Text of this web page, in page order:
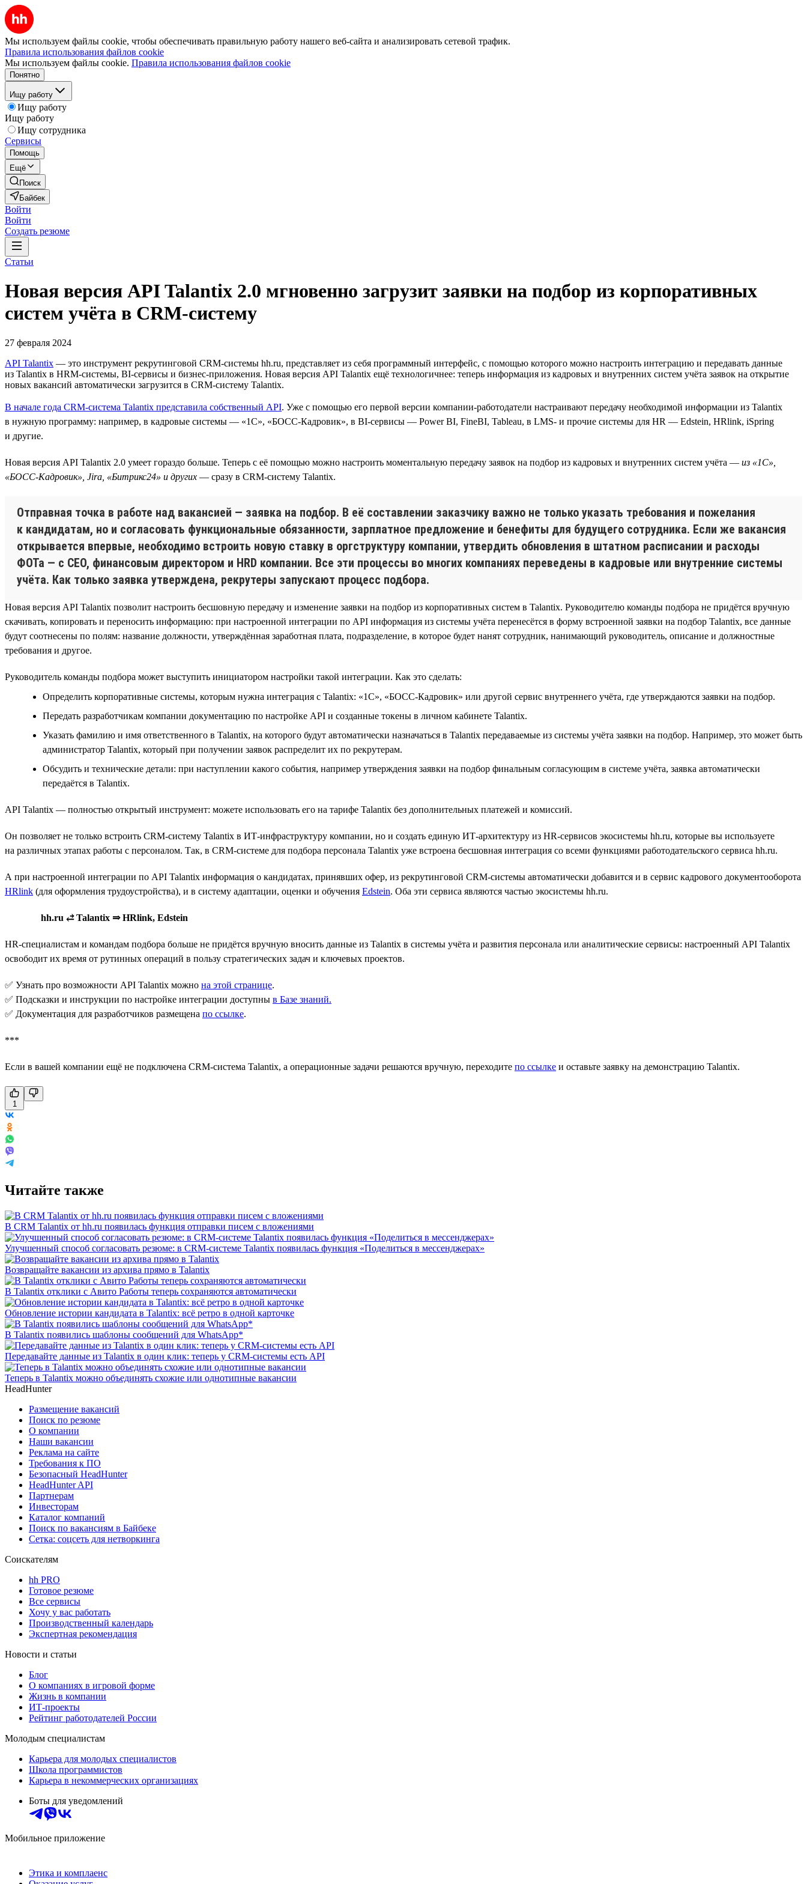
Мы используем файлы cookie, чтобы обеспечивать правильную работу нашего веб-сайта и анализировать сетевой трафик.
Правила использования файлов cookie
Мы используем файлы cookie. Правила использования файлов cookie
Понятно
Ищу работу
Ищу работу
Ищу работу
Ищу сотрудника
Сервисы
Помощь
Ещё
Поиск
Байбек
Войти
Войти
Создать резюме
Статьи
Новая версия API Talantix 2.0 мгновенно загрузит заявки на подбор из корпоративных
систем учёта в CRM-систему
27 февраля 2024
API Talantix — это инструмент рекрутинговой СRM-системы hh.ru, представляет из себя программный интерфейс, с помощью которого можно настроить интеграцию и передавать данные
из Talantix в HRM-системы, BI-сервисы и бизнес-приложения. Новая версия API Talantix ещё технологичнее: теперь информация из кадровых и внутренних систем учёта заявок на открытие
новых вакансий автоматически загрузится в CRM-систему Talantix.
В начале года CRM-система Talantix представила собственный API. Уже с помощью его первой версии компании-работодатели настраивают передачу необходимой информации из Talantix
в нужную программу: например, в кадровые системы — «1С», «БОСС-Кадровик», в BI-сервисы — Power BI, FineBI, Tableau, в LMS- и прочие системы для HR — Edstein, HRlink, iSpring
и другие.
Новая версия API Talantix 2.0 умеет гораздо больше. Теперь с её помощью можно настроить моментальную передачу заявок на подбор из кадровых и внутренних систем учёта — из «1С»,
«БОСС-Кадровик», Jira, «Битрикс24» и других — сразу в CRM-систему Talantix.
Отправная точка в работе над вакансией — заявка на подбор. В её составлении заказчику важно не только указать требования и пожелания
к кандидатам, но и согласовать функциональные обязанности, зарплатное предложение и бенефиты для будущего сотрудника. Если же вакансия
открывается впервые, необходимо встроить новую ставку в оргструктуру компании, утвердить обновления в штатном расписании и расходы
ФОТа — с CEO, финансовым директором и HRD компании. Все эти процессы во многих компаниях переведены в кадровые или внутренние системы
учёта. Как только заявка утверждена, рекрутеры запускают процесс подбора.
Новая версия API Talantix позволит настроить бесшовную передачу и изменение заявки на подбор из корпоративных систем в Talantix. Руководителю команды подбора не придётся вручную
скачивать, копировать и переносить информацию: при настроенной интеграции по API информация из системы учёта перенесётся в форму встроенной заявки на подбор Talantix, все данные
будут соотнесены по полям: название должности, утверждённая заработная плата, подразделение, в которое будет нанят сотрудник, нанимающий руководитель, описание и должностные
требования и другое.
Руководитель команды подбора может выступить инициатором настройки такой интеграции. Как это сделать:
Определить корпоративные системы, которым нужна интеграция с Talantix: «1С», «БОСС-Кадровик» или другой сервис внутреннего учёта, где утверждаются заявки на подбор.
Передать разработчикам компании документацию по настройке API и созданные токены в личном кабинете Talantix.
Указать фамилию и имя ответственного в Talantix, на которого будут автоматически назначаться в Talantix передаваемые из системы учёта заявки на подбор. Например, это может быть
администратор Talantix, который при получении заявок распределит их по рекрутерам.
Обсудить и технические детали: при наступлении какого события, например утверждения заявки на подбор финальным согласующим в системе учёта, заявка автоматически
передаётся в Talantix.
API Talantix — полностью открытый инструмент: можете использовать его на тарифе Talantix без дополнительных платежей и комиссий.
Он позволяет не только встроить CRM-систему Talantix в ИТ-инфраструктуру компании, но и создать единую ИТ-архитектуру из HR-сервисов экосистемы hh.ru, которые вы используете
на различных этапах работы с персоналом. Так, в CRM-системе для подбора персонала Talantix уже встроена бесшовная интеграция со всеми функциями работодательского сервиса hh.ru.
А при настроенной интеграции по API Talantix информация о кандидатах, принявших офер, из рекрутинговой CRM-системы автоматически добавится и в сервис кадрового документооборота
HRlink (для оформления трудоустройства), и в систему адаптации, оценки и обучения Edstein. Оба эти сервиса являются частью экосистемы hh.ru.
hh.ru ⥄ Talantix ⇒ HRlink, Edstein
HR-специалистам и командам подбора больше не придётся вручную вносить данные из Talantix в системы учёта и развития персонала или аналитические сервисы: настроенный API Talantix
освободит их время от рутинных операций в пользу стратегических задач и ключевых проектов.
✅ Узнать про возможности API Talantix можно на этой странице.
✅ Подсказки и инструкции по настройке интеграции доступны в Базе знаний.
✅ Документация для разработчиков размещена по ссылке.
***
Если в вашей компании ещё не подключена CRM-система Talantix, а операционные задачи решаются вручную, переходите по ссылке и оставьте заявку на демонстрацию Talantix.
1
Читайте также
В CRM Talantix от hh.ru появилась функция отправки писем с вложениями
Улучшенный способ согласовать резюме: в CRM-системе Talantix появилась функция «Поделиться в мессенджерах»
Возвращайте вакансии из архива прямо в Talantix
В Talantix отклики с Авито Работы теперь сохраняются автоматически
Обновление истории кандидата в Talantix: всё ретро в одной карточке
В Talantix появились шаблоны сообщений для WhatsApp*
Передавайте данные из Talantix в один клик: теперь у CRM-системы есть API
Теперь в Talantix можно объединять схожие или однотипные вакансии
HeadHunter
Размещение вакансий
Поиск по резюме
О компании
Наши вакансии
Реклама на сайте
Требования к ПО
Безопасный HeadHunter
HeadHunter API
Партнерам
Инвесторам
Каталог компаний
Поиск по вакансиям в Байбеке
Сетка: соцсеть для нетворкинга
Соискателям
hh PRO
Готовое резюме
Все сервисы
Хочу у вас работать
Производственный календарь
Экспертная рекомендация
Новости и статьи
Блог
О компаниях в игровой форме
Жизнь в компании
ИТ-проекты
Рейтинг работодателей России
Молодым специалистам
Карьера для молодых специалистов
Школа программистов
Карьера в некоммерческих организациях
Боты для уведомлений
Мобильное приложение
Этика и комплаенс